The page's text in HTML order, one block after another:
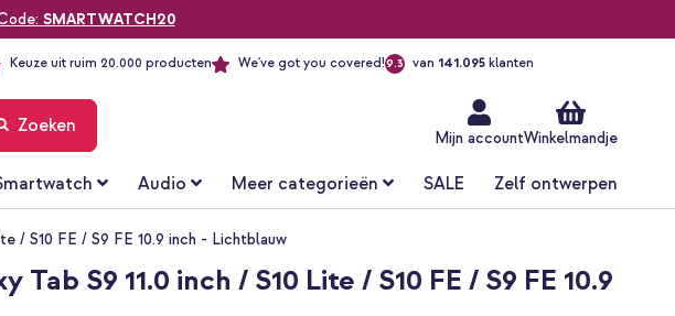
SMARTWATCH20
Keuze uit ruim 20.000 producten We've got you covered!9.3 van 141.095klanten
Mijn accountWinkelmandje
Zoeken
Audio Meer categorieën SALE Zelf ontwerpen
/ S10 FE / S9 FE 10.9 inch - Lichtblauw
S9 11.0 inch / S10 Lite / S10 FE / S9 FE 10.9